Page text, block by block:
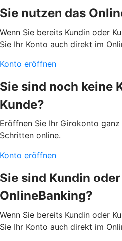
Sie nutzen das
Wenn Sie bereits Kundin oder
Sie Ihr Konto auch direkt im
Konto eröffnen
Sie sind noch keine
Kunde?
Eröffnen Sie Ihr Girokonto
Schritten online.
Konto eröffnen
Sie sind Kundin
OnlineBanking?
Wenn Sie bereits Kundin oder
Sie Ihr Konto auch direkt im